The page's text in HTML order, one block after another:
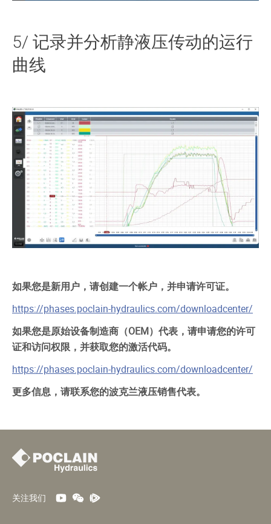
5/ 记录并分析静液压传动的运行
曲线
如果您是新用户，请创建一个帐户，并申请许可证。
https://phases.poclain-hydraulics.com/downloadcenter/
如果您是原始设备制造商（OEM）代表，请申请您的许可
证和访问权限，并获取您的激活代码。
https://phases.poclain-hydraulics.com/downloadcenter/
更多信息，请联系您的波克兰液压销售代表。
关注我们